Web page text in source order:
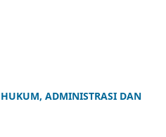
ADMINISTRASI DAN